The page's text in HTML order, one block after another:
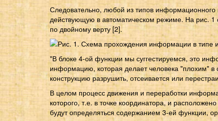
Следовательно, любой из типов
действующую в автоматическом режиме. На рис.
по двойному верту [2].
"В блоке 4-ой функции мы суггестируемся, это
информацию, которая делает человека "плохим" в
конструкцию разрушить, отсеивается или
В целом процесс движения и переработки
которого, т.е. в точке координатора, и
будут определяться содержанием 3-ей функции,